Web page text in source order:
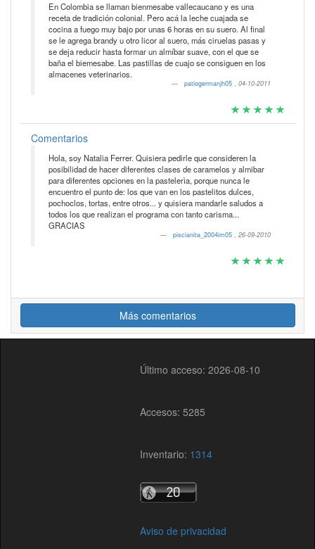
En Colombia se llaman bienmesabe vallecaucano y es una
receta de tradición colonial. Pero acá la leche cuajada se
cocina a fuego muy bajo por unas 6 horas en su suero. Al final
se le agrega brandy u otro licor al suero, más ciruelas pasas y
se deja reducir hasta formar un almíbar suave, con el que se
baña el biemesabe. Las pastillas de cuajo se consiguen en los
almacenes veterinarios.
patiogermanjh05 , 04-10-2011
Comentarios
Hola, soy Natalia Ferrer. Quisiera pedirle que consideren la
posibilidad de hacer diferentes clases de caramelos y almibar
para diferentes opciones en la pastelerìa, porque nunca le
encuentro el punto de: los que van en los pastelitos dulces,
pochoclos, tortas, entre otros... y quisiera mandarle saludos a
todos los que realizan el programa con tanto carisma...
GRACIAS
piscianita_2004im05 , 26-09-2010
Más comentarios
Último acceso: 2026-08-10
Accesos: 5285
Inventario: 1314
Aviso de privacidad